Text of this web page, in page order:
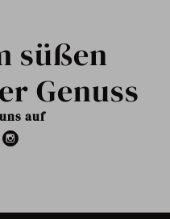
süßen
Genuss
auf